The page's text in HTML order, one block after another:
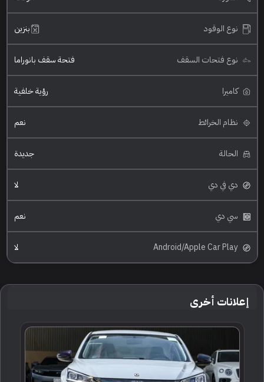
نوع الوقود بنزين
نوع فتحات السقف فتحة سقف بانوراما
كاميرا رؤية خلفية
نظام الخرائط نعم
الحالة جديدة
دي في دي لا
سي دي نعم
Android/Apple Car Play لا
إعلانات أخرى